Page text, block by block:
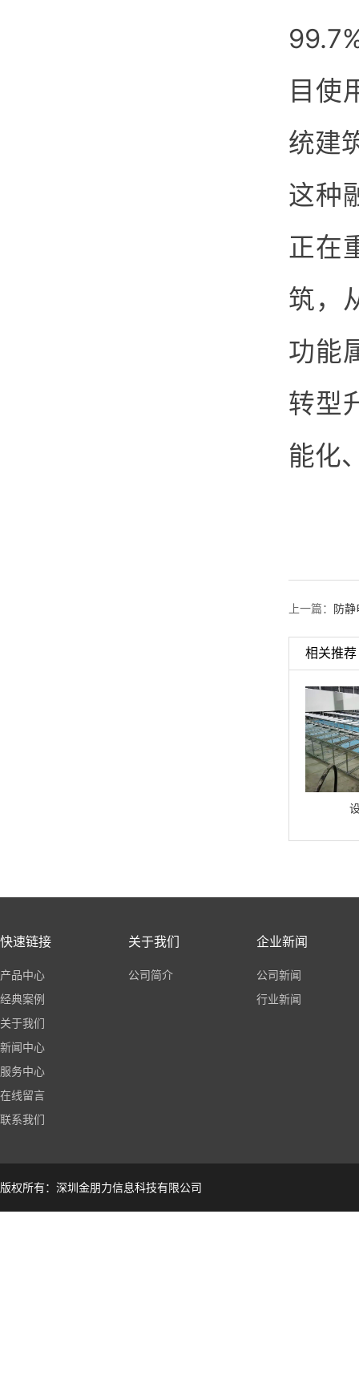
目使
统建
这种
正在
筑，
功能
转型
能化
上一篇： 防
相关推荐
快速链接
产品中心
经典案例
关于我们
新闻中心
服务中心
在线留言
联系我们
关于我们
公司简介
企业新闻
公司新闻
行业新闻
版权所有：深圳金朋力信息科技有限公司